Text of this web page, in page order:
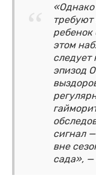
«Однако
требуют
этом
эпизод
сигнал
вне
сада», —